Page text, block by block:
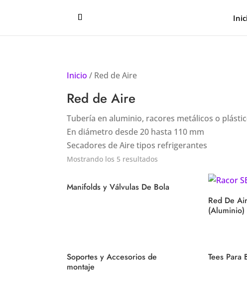
Inicio / Red de Aire
Red de Aire
Tubería en aluminio, racores metálicos o
En diámetro desde 20 hasta 110 mm
Secadores de Aire tipos refrigerantes
Mostrando los 5 resultados
Manifolds y Válvulas De Bola
Red De
(Aluminio)
Soportes y Accesorios de
montaje
Tees Para